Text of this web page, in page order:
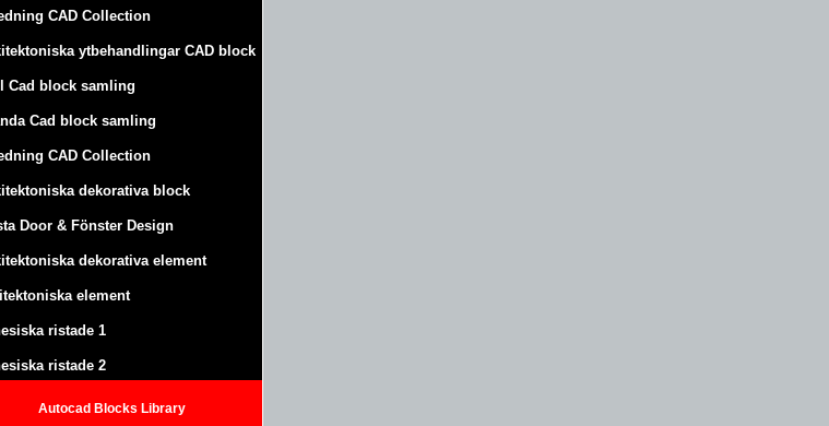
CAD Collection
ytbehandlingar CAD block
Cad block samling
Cad block samling
CAD Collection
dekorativa block
Door & Fönster Design
dekorativa element
element
ristade 1
ristade 2
Autocad Blocks Library